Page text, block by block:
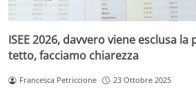
ISEE 2026, davvero viene esclusa la
tetto, facciamo chiarezza
Francesca Petriccione 23 Ottobre 2025